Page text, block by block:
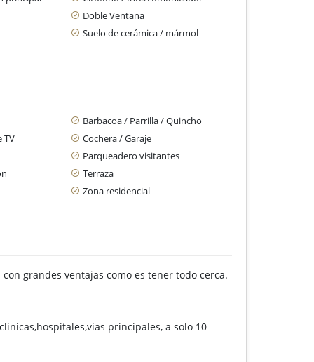
Doble Ventana
Suelo de cerámica / mármol
Barbacoa / Parrilla / Quincho
TV
Cochera / Garaje
Parqueadero visitantes
Terraza
Zona residencial
grandes ventajas como es tener todo cerca.
principales, a solo 10